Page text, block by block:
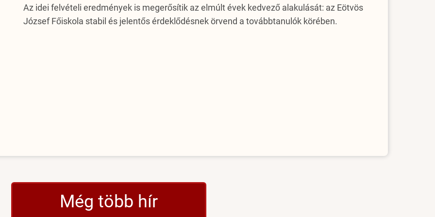
Az idei felvételi eredmények is megerősítik az elmúlt évek kedvező alakulását: az Eötvös
József Főiskola stabil és jelentős érdeklődésnek örvend a továbbtanulók körében.
Még több hír